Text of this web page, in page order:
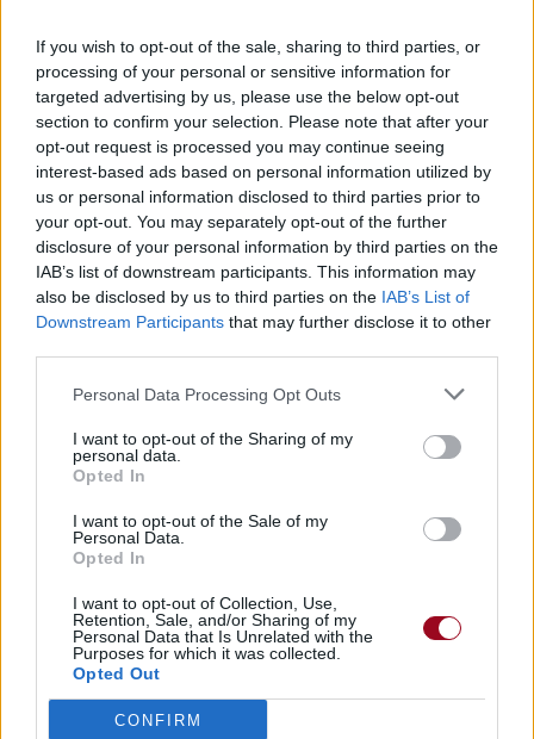
If you wish to opt-out of the sale, sharing to third parties, or
processing of your personal or sensitive information for
targeted advertising by us, please use the below opt-out
section to confirm your selection. Please note that after your
opt-out request is processed you may continue seeing
interest-based ads based on personal information utilized by
us or personal information disclosed to third parties prior to
your opt-out. You may separately opt-out of the further
disclosure of your personal information by third parties on the
IAB’s list of downstream participants. This information may
also be disclosed by us to third parties on the IAB’s List of
Downstream Participants that may further disclose it to other
Personal Data Processing Opt Outs
I want to opt-out of the Sharing of my
personal data.
Opted In
I want to opt-out of the Sale of my
Personal Data.
Opted In
I want to opt-out of Collection, Use,
Retention, Sale, and/or Sharing of my
Personal Data that Is Unrelated with the
Purposes for which it was collected.
Opted Out
CONFIRM
Brad Kane
Albums :Aladdin [BO]
Paroles + Traduction
Commentaires
Pour prolonger le plaisir musical :